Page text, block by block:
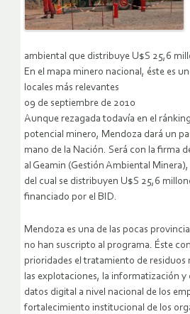
ambiental que distribuye U$S 25,6
En el mapa minero nacional, éste es
locales más relevantes
09 de septiembre de 2010
Aunque rezagada todavía en el
potencial minero, Mendoza dará un
mano de la Nación. Será con la firma
al Geamin (Gestión Ambiental
del cual se distribuyen U$S 25,6
financiado por el BID.
Mendoza es una de las pocas
no han suscripto al programa. Éste
prioridades el tratamiento de residuos
las explotaciones, la informatización y
datos digital a nivel nacional de los
fortalecimiento institucional de los